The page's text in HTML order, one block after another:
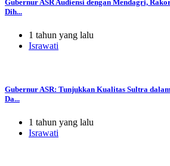
Gubernur ASR Audiensi dengan Mendagri,
Dih...
1 tahun yang lalu
Israwati
Gubernur ASR: Tunjukkan Kualitas Sultra
Da...
1 tahun yang lalu
Israwati